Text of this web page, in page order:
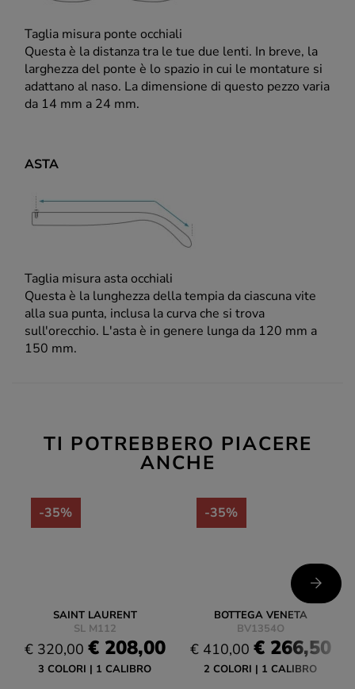
Taglia misura ponte occhiali
Questa è la distanza tra le tue due lenti. In breve, la
larghezza del ponte è lo spazio in cui le montature si
adattano al naso. La dimensione di questo pezzo varia
da 14 mm a 24 mm.
ASTA
Taglia misura asta occhiali
Questa è la lunghezza della tempia da ciascuna vite
alla sua punta, inclusa la curva che si trova
sull'orecchio. L'asta è in genere lunga da 120 mm a
150 mm.
TI POTREBBERO PIACERE
ANCHE
-35%
SAINT LAURENT
SL M112
€ 320,00 € 208,00
3 COLORI 1 CALIBRO
-35%
BOTTEGA VENETA
BV1354O
€ 410,00 € 266,50
2 COLORI 1 CALIBRO